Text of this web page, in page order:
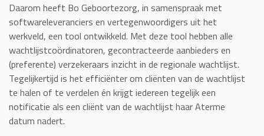
Daarom heeft Bo Geboortezorg, in samenspraak met
softwareleveranciers en vertegenwoordigers uit het
werkveld, een tool ontwikkeld. Met deze tool hebben alle
wachtlijstcoördinatoren, gecontracteerde aanbieders en
(preferente) verzekeraars inzicht in de regionale wachtlijst.
Tegelijkertijd is het efficiënter om cliënten van de wachtlijst
te halen of te verdelen én krijgt iedereen tegelijk een
notificatie als een cliënt van de wachtlijst haar Aterme
datum nadert.